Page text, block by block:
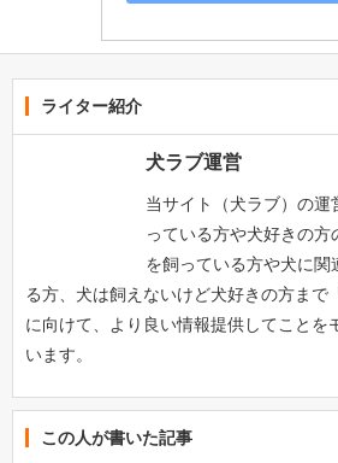
ライター紹介
犬ラブ運営
当サイト（犬ラブ）の運
っている方や犬好きの
を飼っている方や犬に
る方、犬は飼えないけど犬好きの方まで
に向けて、より良い情報提供してことを
います。
この人が書いた記事